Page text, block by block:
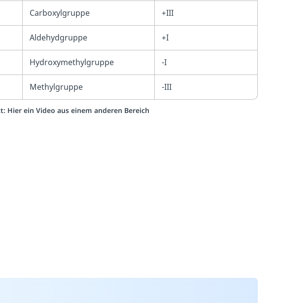
Carboxylgruppe +III
Aldehydgruppe +I
Hydroxymethylgruppe -I
Methylgruppe -III
Hier ein Video aus einem anderen Bereich